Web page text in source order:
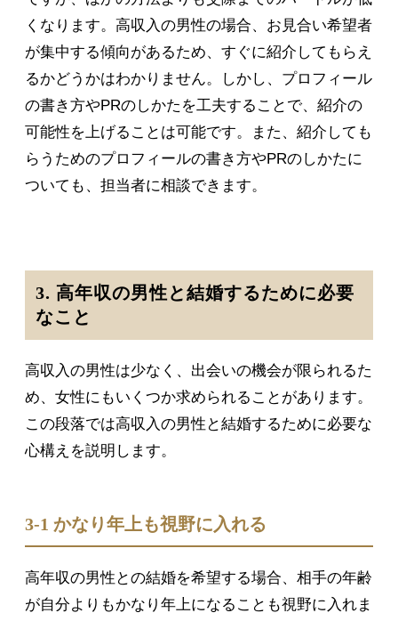
くなります。高収入の男性の場合、お見合い希望者
が集中する傾向があるため、すぐに紹介してもらえ
るかどうかはわかりません。しかし、プロフィール
の書き方やPRのしかたを工夫することで、紹介の
可能性を上げることは可能です。また、紹介しても
らうためのプロフィールの書き方やPRのしかたに
ついても、担当者に相談できます。
3. 高年収の男性と結婚するために必要
なこと
高収入の男性は少なく、出会いの機会が限られるた
め、女性にもいくつか求められることがあります。
この段落では高収入の男性と結婚するために必要な
心構えを説明します。
3-1 かなり年上も視野に入れる
高年収の男性との結婚を希望する場合、相手の年齢
が自分よりもかなり年上になることも視野に入れま